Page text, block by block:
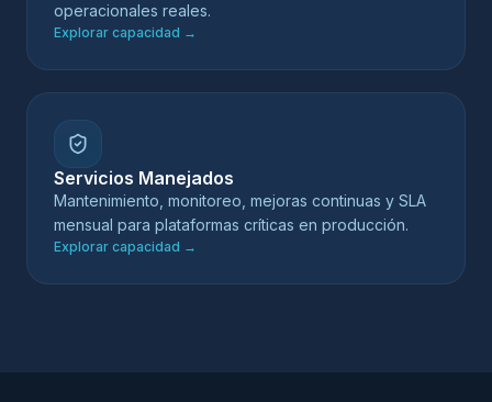
operacionales reales.
Explorar capacidad →
Servicios Manejados
Mantenimiento, monitoreo, mejoras continuas y SLA
mensual para plataformas críticas en producción.
Explorar capacidad →